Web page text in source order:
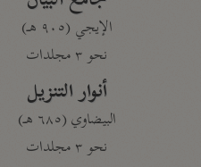
الإيجي (٩٠٥ هـ)
نحو ٣ مجلدات
أنوار التنزيل
البيضاوي (٦٨٥ هـ)
نحو ٣ مجلدات